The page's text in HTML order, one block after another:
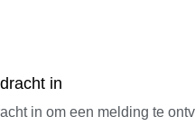
in
in om een melding te